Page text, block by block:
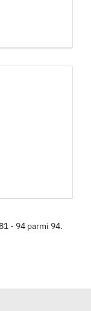
- 94 parmi 94.